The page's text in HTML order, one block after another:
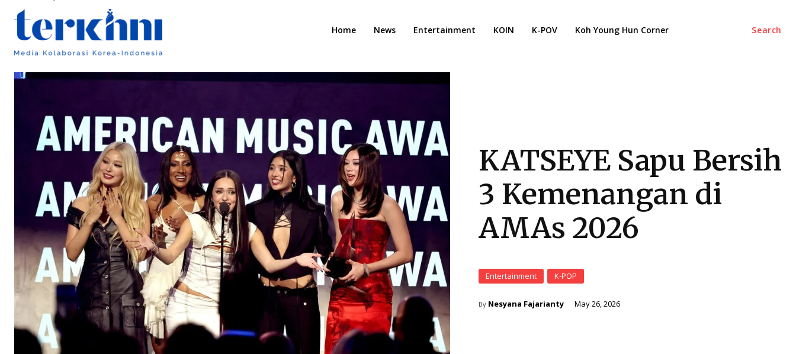
Search
Home News Entertainment KOIN K-POV Koh Young Hun Corner
KATSEYE Sapu Bersih
3 Kemenangan di
AMAs 2026
Entertainment K-POP
By Nesyana Fajarianty May 26, 2026